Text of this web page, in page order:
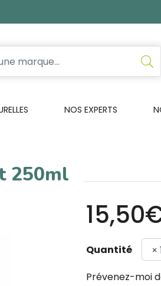
NOS EXPERTS
250ml
Quantité
Prévenez-moi